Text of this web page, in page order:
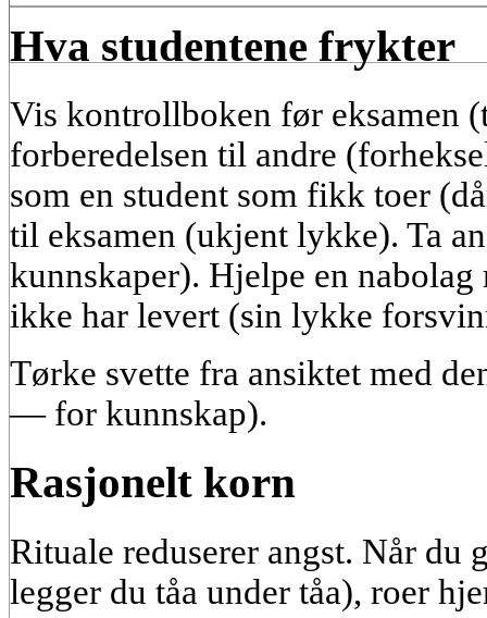
Hva studentene frykter
Vis kontrollboken før eksamen
forberedelsen til andre
som en student som fikk toer
til eksamen (ukjent lykke). Ta
kunnskaper). Hjelpe en
ikke har levert (sin lykke
Tørke svette fra ansiktet med
— for kunnskap).
Rasjonelt korn
Rituale reduserer angst. Når du
legger du tåa under tåa), roer